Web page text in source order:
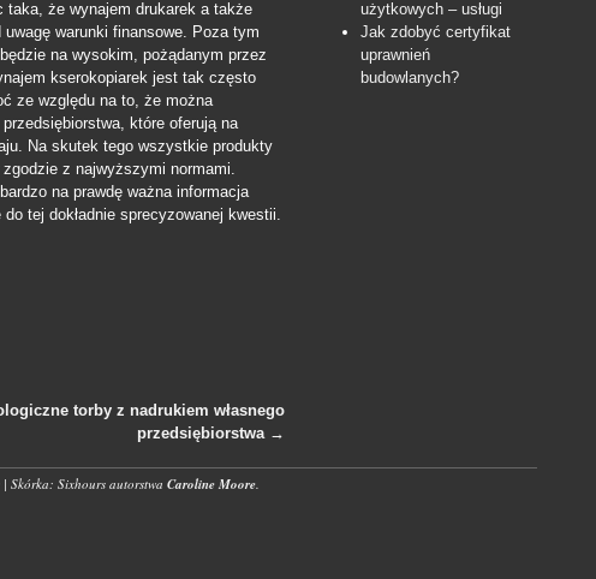
taka, że wynajem drukarek a także
warunki finansowe. Poza tym
na wysokim, pożądanym przez
kserokopiarek jest tak często
ze względu na to, że można
które oferują na
Na skutek tego wszystkie produkty
z najwyższymi normami.
na prawdę ważna informacja
tej dokładnie sprecyzowanej kwestii.
torby z nadrukiem własnego
przedsiębiorstwa →
użytkowych – usługi
Jak zdobyć certyfikat
uprawnień
budowlanych?
| Skórka: Sixhours autorstwa Caroline Moore.